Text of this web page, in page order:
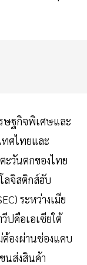
รษฐกิจพิเศษและ
ทศไทยและ
ะวันตกของไทย
ลจิสติกส์ฮับ
ระหว่างเมีย
ปคือเอเซียใต้
ต้องผ่านช่องแคบ
นส่งสินค้า